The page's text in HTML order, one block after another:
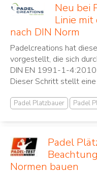
Neu bei
Linie
nach DIN Norm
Padelcreations hat
vorgestellt, die sich
DIN EN 1991-1-
Dieser Schritt stellt
Padel Platzbauer Padel
Padel
Normen bauen